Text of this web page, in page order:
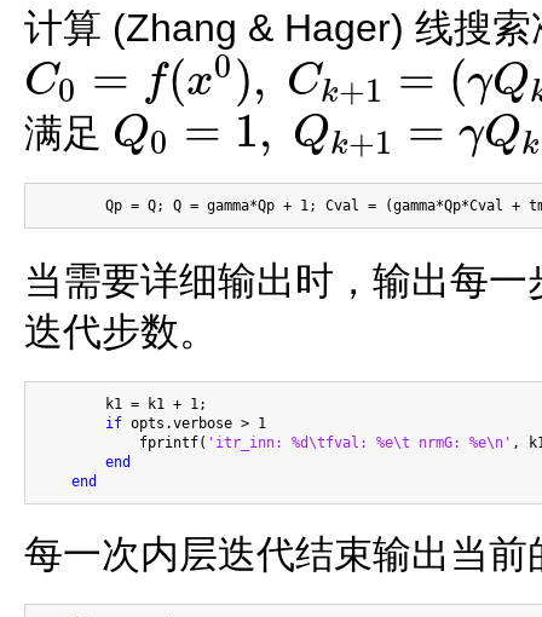
计算 (Zhang & Hager) 线搜
C0 = f(x0), Ck+1 = (γQ
C0=f ( 0 Ck+1 γQ kC k+f( 1 )/ +1
满足 Q0 = 1, Qk+1 = γQk
Q0=1 , Q +1=γQ +1
当需要详细输出时，输出每
迭代步数。
        k1 = k1 + 1;
if opts.verbose > 1
            fprintf(
'itr_inn: %d\tfval: %e\t nrmG: %e\n' ,
end
end
每一次内层迭代结束输出当前